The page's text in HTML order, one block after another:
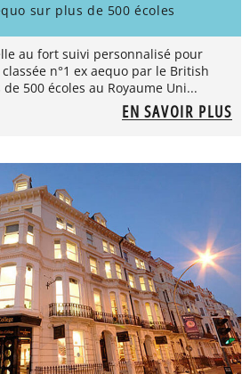
sur plus de 500 écoles
au fort suivi personnalisé pour
n°1 ex aequo par le British
500 écoles au Royaume Uni...
EN SAVOIR PLUS